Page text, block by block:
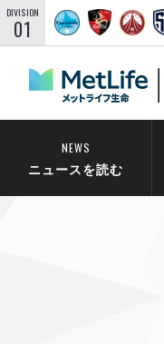
DIVISION
01
NEWS
ニュースを読む